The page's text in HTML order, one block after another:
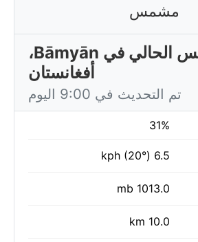
مشمس
الطقس الحالي في Bāmyān،
أفغانستان
تم التحديث في 9:00 اليوم
31%
6.5 kph (20°)
1013.0 mb
10.0 km